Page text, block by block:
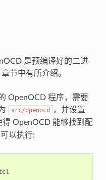
是预编译好的二进
节中有所介绍。
OpenOCD 程序，需要
src/openocd ，并设置
得 OpenOCD 能够找到配
以执行: